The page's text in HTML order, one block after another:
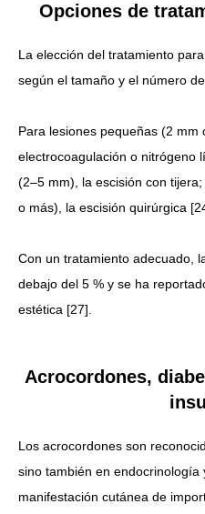
Opciones de
La elección del tratamiento
según el tamaño y el número
Para lesiones pequeñas (2 mm
electrocoagulación o nitrógeno
(2–5 mm), la escisión con
o más), la escisión quirúrgica
Con un tratamiento adecuado,
debajo del 5 % y se ha
estética [27].
Acrocordones,
Los acrocordones son
sino también en endocrinología
manifestación cutánea de